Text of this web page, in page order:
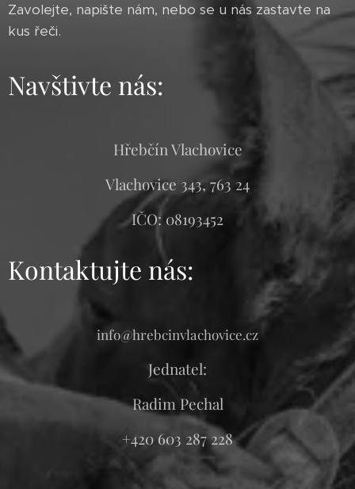
Zavolejte, napište nám, nebo se u nás zastavte na
kus řeči.
Navštivte nás:
Hřebčín Vlachovice
Vlachovice 343, 763 24
IČO: 08193452
Kontaktujte nás:
info@hrebcinvlachovice.cz
Jednatel:
Radim Pechal
+420 603 287 228